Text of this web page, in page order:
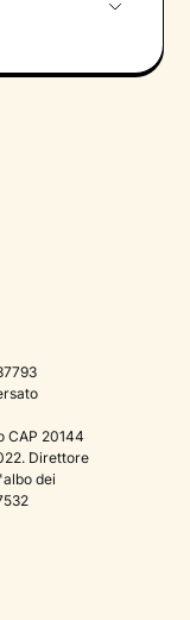
CAP 20144
Direttore
dei